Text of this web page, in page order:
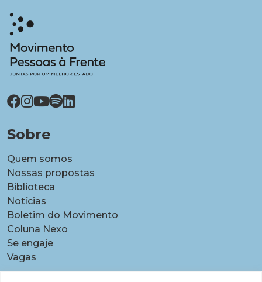
Sobre
Quem somos
Nossas propostas
Biblioteca
Notícias
Boletim do Movimento
Coluna Nexo
Se engaje
Vagas